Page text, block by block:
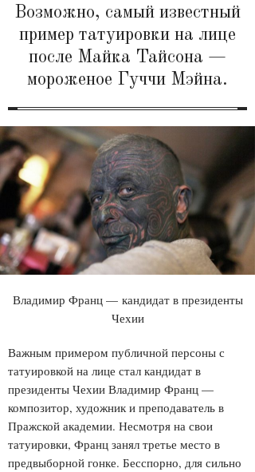
Возможно, самый известный
пример татуировки на лице
после Майка Тайсона —
мороженое Гуччи Мэйна.
Владимир Франц — кандидат в президенты
Чехии
Важным примером публичной персоны с
татуировкой на лице стал кандидат в
президенты Чехии Владимир Франц —
композитор, художник и преподаватель в
Пражской академии. Несмотря на свои
татуировки, Франц занял третье место в
предвыборной гонке. Бесспорно, для сильно